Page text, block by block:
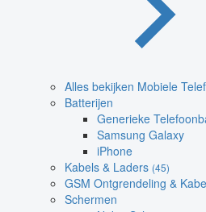
Alles bekijken Mobiele
Batterijen
Generieke
Samsung Galaxy
iPhone
Kabels & Laders (45)
GSM Ontgrendeling &
Schermen